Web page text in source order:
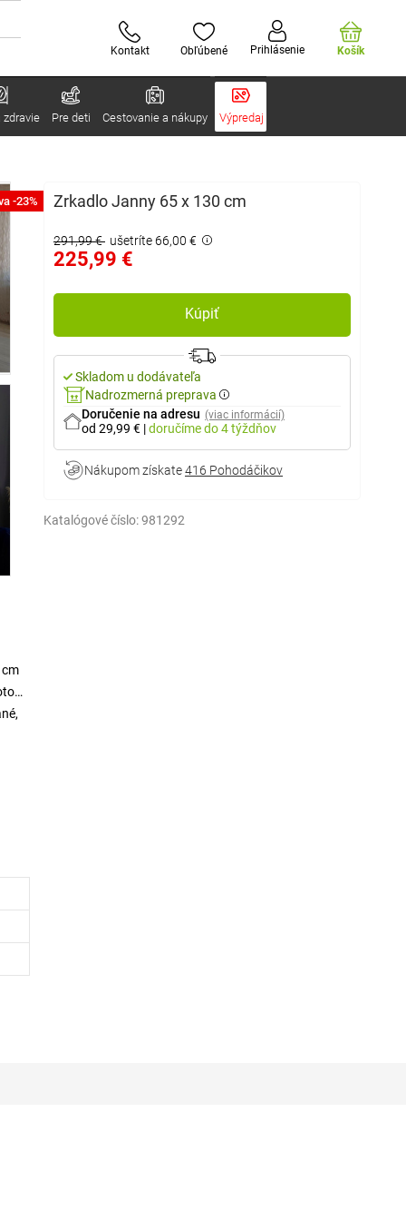
Kontakt Obľúbené Prihlásenie Košík
zdravie Pre deti Cestovanie a nákupy Výpredaj
-23% Zrkadlo Janny 65 x 130 cm
291,99 € ušetríte 66,00 €
225,99 €
Kúpiť
Skladom u dodávateľa
Nadrozmerná preprava
Doručenie na adresu (viac informácií)
od 29,99 € |doručímedo 4 týždňov
Nákupom získate416 Pohodáčikov
Katalógové číslo:981292
cm